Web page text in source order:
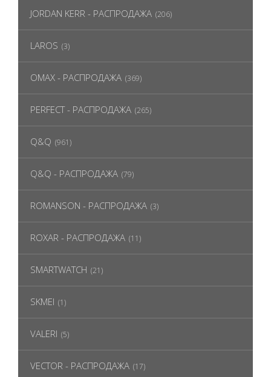
JORDAN KERR - РАСПРОДАЖА (206)
LAROS (3)
OMAX - РАСПРОДАЖА (369)
PERFECT - РАСПРОДАЖА (265)
Q&Q (961)
Q&Q - РАСПРОДАЖА (79)
ROMANSON - РАСПРОДАЖА (3)
ROXAR - РАСПРОДАЖА (11)
SMARTWATCH (21)
SKMEI (1)
VALERI (5)
VECTOR - РАСПРОДАЖА (17)